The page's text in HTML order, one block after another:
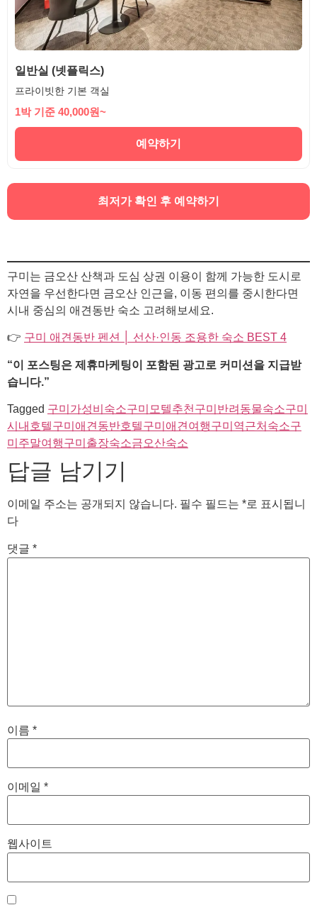
일반실 (넷플릭스)
프라이빗한 기본 객실
1박 기준 40,000원~
예약하기
최저가 확인 후 예약하기
구미는 금오산 산책과 도심 상권 이용이 함께 가능한 도시로
자연을 우선한다면 금오산 인근을, 이동 편의를 중시한다면
시내 중심의 애견동반 숙소 고려해보세요.
👉 구미 애견동반 펜션 │ 선산·인동 조용한 숙소 BEST 4
“이 포스팅은 제휴마케팅이 포함된 광고로 커미션을 지급받
습니다.”
Tagged 구미가성비숙소구미모텔추천 구미반려동물숙소구미
시내호텔구미애견동반호텔구미애견여행구미역근처숙소구
미주말여행구미출장숙소금오산숙소
답글 남기기
이메일 주소는 공개되지 않습니다. 필수 필드는 *로 표시됩니
다
댓글 *
이름 *
이메일 *
웹사이트